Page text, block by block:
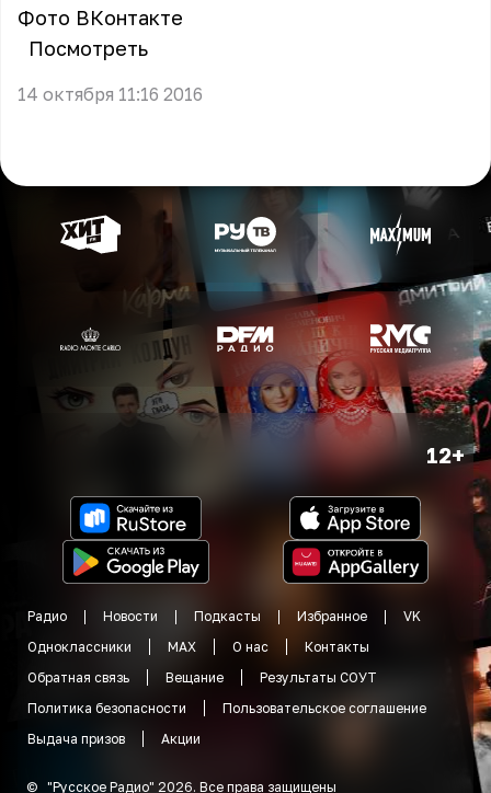
Фото ВКонтакте
Посмотреть
14 октября 11:16 2016
12+
Радио Новости Подкасты Избранное
VK
Одноклассники
MAX О нас
Контакты
Обратная связь
Вещание
Результаты СОУТ
Политика безопасности
Пользовательское соглашение
Выдача призов
Акции
© "Русское Радио" 2026. Все права защищены